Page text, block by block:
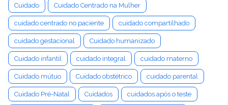
Cuidado Cuidado Centrado na Mulher
cuidado centrado no paciente cuidado compartilhado
cuidado gestacional Cuidado humanizado
Cuidado infantil cuidado integral cuidado materno
Cuidado mútuo Cuidado obstétrico cuidado parental
Cuidado Pré-Natal Cuidados cuidados após o teste